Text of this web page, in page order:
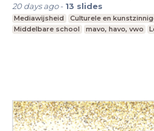
20 days ago- 13 slides
Mediawijsheid Culturele en
Middelbare school
mavo, havo, vwo